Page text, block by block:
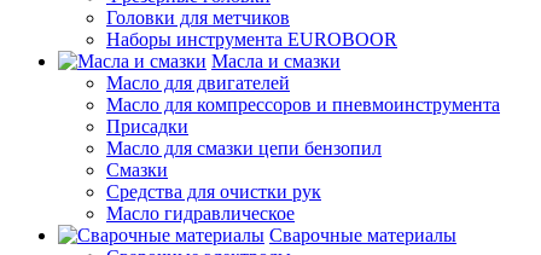
Головки для метчиков
Наборы инструмента EUROBOOR
Масла и смазки
Масло для двигателей
Масло для компрессоров и пневмоинструмента
Присадки
Масло для смазки цепи бензопил
Смазки
Средства для очистки рук
Масло гидравлическое
Сварочные материалы